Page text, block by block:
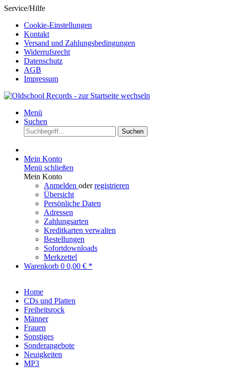
Service/Hilfe
Cookie-Einstellungen
Kontakt
Versand und Zahlungsbedingungen
Widerrufsrecht
Datenschutz
AGB
Impressum
Menü
Suchen
Suchen
Mein Konto
Menü schließen
Mein Konto
Anmelden oderregistrieren
Übersicht
Persönliche Daten
Adressen
Zahlungsarten
Kreditkarten verwalten
Bestellungen
Sofortdownloads
Merkzettel
Warenkorb 0 0,00 € *
Home
CDs und Platten
Freiheitsrock
Männer
Frauen
Sonstiges
Sonderangebote
Neuigkeiten
MP3